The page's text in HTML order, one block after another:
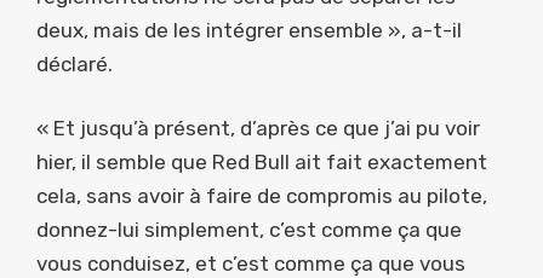
deux, mais de les intégrer ensemble », a-t-il
déclaré.
« Et jusqu’à présent, d’après ce que j’ai pu voir
hier, il semble que Red Bull ait fait exactement
cela, sans avoir à faire de compromis au pilote,
donnez-lui simplement, c’est comme ça que
vous conduisez, et c’est comme ça que vous